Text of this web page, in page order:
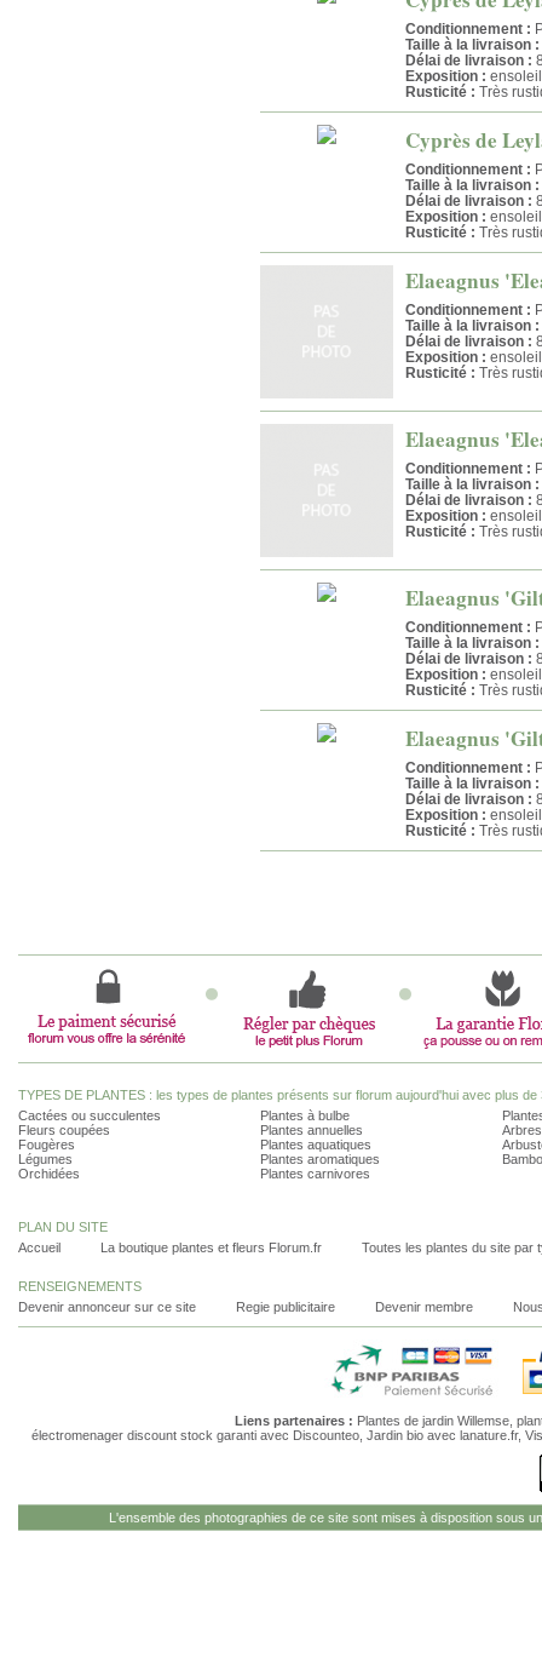
Conditionnement :
Taille à la livraison :
Délai de livraison :
Exposition :
Rusticité : Très
Cyprès de
Conditionnement :
Taille à la livraison :
Délai de livraison :
Exposition :
Rusticité : Très
Elaeagnus
Conditionnement :
Taille à la livraison :
Délai de livraison :
Exposition :
Rusticité : Très
Elaeagnus
Conditionnement :
Taille à la livraison :
Délai de livraison :
Exposition :
Rusticité : Très
Elaeagnus
Conditionnement :
Taille à la livraison :
Délai de livraison :
Exposition :
Rusticité : Très
Elaeagnus
Conditionnement :
Taille à la livraison :
Délai de livraison :
Exposition :
Rusticité : Très
TYPES DE PLANTES : les types de plantes présents sur florum aujourd'hui avec plus de
Cactées ou succulentes
Fleurs coupées
Fougères
Légumes
Orchidées
Plantes à bulbe
Plantes annuelles
Plantes aquatiques
Plantes aromatiques
Plantes carnivores
PLAN DU SITE
Accueil
La boutique plantes et fleurs Florum.fr Toutes les plantes du site par
RENSEIGNEMENTS
Devenir annonceur sur ce site
Regie publicitaire Devenir membre
Liens partenaires : Plantes de jardin Willemse,
électromenager discount stock garantiavec Discounteo, Jardin bioavec lanature.fr,
L'ensemble des photographies de ce site sont mises à disposition sous